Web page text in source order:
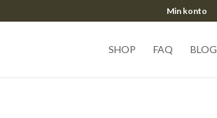
Min konto
SHOP FAQ BLOG